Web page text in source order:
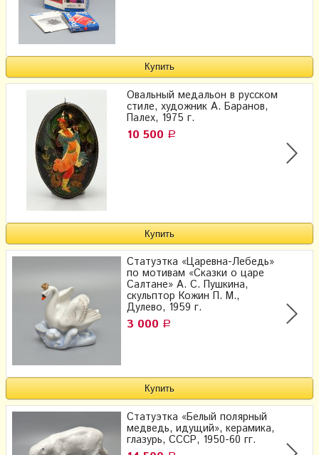
Овальный медальон в русском
стиле, художник А. Баранов,
Палех, 1975 г.
10 500 Р
Статуэтка «Царевна-Лебедь»
по мотивам «Сказки о царе
Салтане» А. С. Пушкина,
скульптор Кожин П. М.,
Дулево, 1959 г.
3 000 Р
Статуэтка «Белый полярный
медведь, идущий», керамика,
глазурь, СССР, 1950-60 гг.